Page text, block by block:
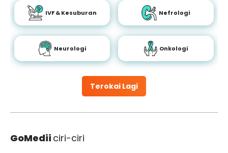
Terokai Lagi
IVF & Kesuburan Nefrologi
Neurologi Onkologi
GoMedii ciri-ciri